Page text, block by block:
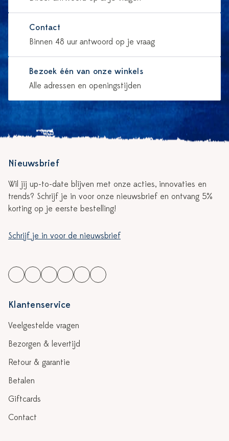
Contact
Binnen 48 uur antwoord op je vraag
Bezoek één van onze winkels
Alle adressen en openingstijden
Nieuwsbrief
Wil jij up-to-date blijven met onze acties, innovaties en
trends? Schrijf je in voor onze nieuwsbrief en ontvang 5%
korting op je eerste bestelling!
Schrijf je in voor de nieuwsbrief
Klantenservice
Veelgestelde vragen
Bezorgen & levertijd
Retour & garantie
Betalen
Giftcards
Contact